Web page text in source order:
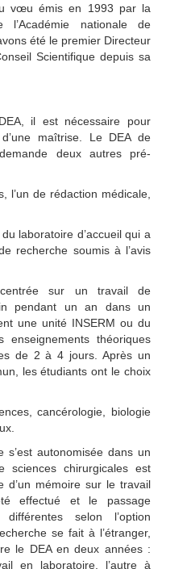
vœu émis en 1993 par la
nationale de
été le premier Directeur
Scientifique depuis sa
il est nécessaire pour
d’une maîtrise. Le DEA de
deux autres pré-
l’un de rédaction médicale,
laboratoire d’accueil qui a
recherche soumis à l’avis
sur un travail de
pendant un an dans un
une unité INSERM ou du
enseignements théoriques
de 2 à 4 jours. Après un
les étudiants ont le choix
cancérologie, biologie
s’est autonomisée dans un
sciences chirurgicales est
d’un mémoire sur le travail
effectué et le passage
différentes selon l’option
se fait à l’étranger,
le DEA en deux années :
en laboratoire, l’autre à